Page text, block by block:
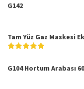
G142
Tam Yüz Gaz Maskesi
G104 Hortum Arabası